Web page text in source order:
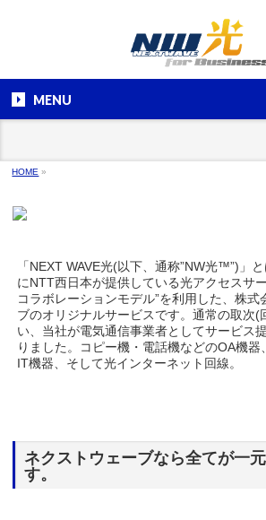
MENU
HOME »
「NEXT WAVE光(以下、通称”NW光™”)」
にNTT西日本が提供している光アクセスサ
コラボレーションモデル”を利用した、株式
ブのオリジナルサービスです。通常の取次(
い、当社が電気通信事業者としてサービス
りました。コピー機・電話機などのOA機
IT機器、そして光インターネット回線。
ネクストウェーブなら全てが一
す。